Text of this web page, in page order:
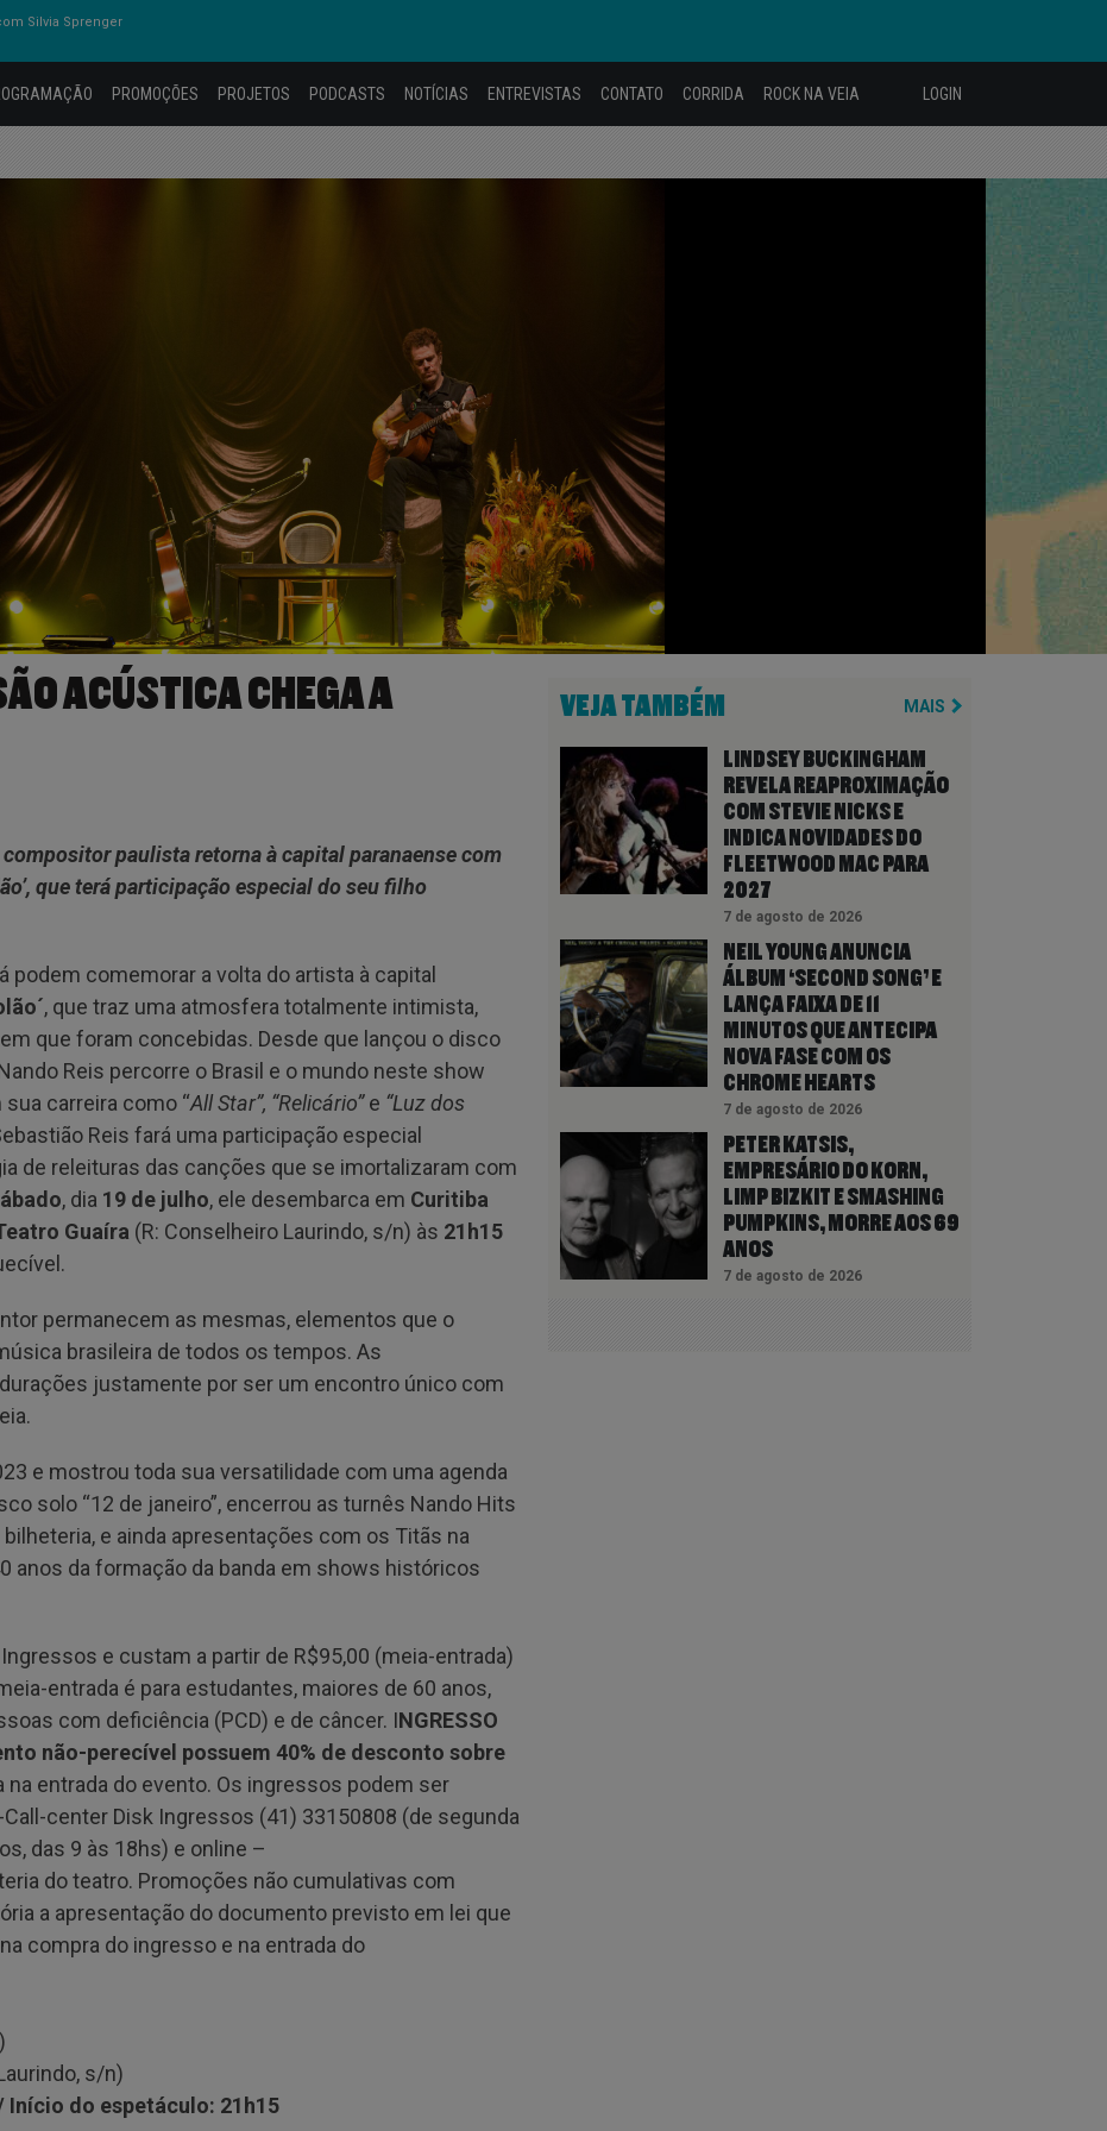
Silvia Sprenger
PROMOÇÕES PROJETOS PODCASTS NOTÍCIAS ENTREVISTAS CONTATO CORRIDA ROCK NA VEIA LOGIN
ACÚSTICA CHEGA A
paulista retorna à capital paranaense com
que terá participação especial do seu filho
podem comemorar a volta do artista à capital
, que traz uma atmosfera totalmente intimista,
que foram concebidas. Desde que lançou o disco
Reis percorre o Brasil e o mundo neste show
carreira como “All Star”, “Relicário”e “Luz dos
Reis fará uma participação especial
de releituras das canções que se imortalizaram com
, dia 19 de julho, ele desembarca em Curitiba
Guaíra (R: Conselheiro Laurindo, s/n) às 21h15
permanecem as mesmas, elementos que o
brasileira de todos os tempos. As
justamente por ser um encontro único com
e mostrou toda sua versatilidade com uma agenda
solo “12 de janeiro”, encerrou as turnês Nando Hits
e ainda apresentações com os Titãs na
anos da formação da banda em shows históricos
e custam a partir de R$95,00 (meia-entrada)
entrada é para estudantes, maiores de 60 anos,
com deficiência (PCD) e de câncer. INGRESSO
não-perecível possuem 40% de desconto sobre
na entrada do evento. Os ingressos podem ser
center Disk Ingressos (41) 33150808 (de segunda
das 9 às 18hs) e online –
do teatro. Promoções não cumulativas com
a apresentação do documento previsto em lei que
compra do ingresso e na entrada do
s/n)
do espetáculo: 21h15
VEJA TAMBÉM MAIS
LINDSEY BUCKINGHAM
REVELA REAPROXIMAÇÃO
COM STEVIE NICKS E
INDICA NOVIDADES DO
FLEETWOOD MAC PARA
2027
7 de agosto de 2026
NEIL YOUNG ANUNCIA
ÁLBUM ‘SECOND SONG’ E
LANÇA FAIXA DE 11
MINUTOS QUE ANTECIPA
NOVA FASE COM OS
CHROME HEARTS
7 de agosto de 2026
PETER KATSIS,
EMPRESÁRIO DO KORN,
LIMP BIZKIT E SMASHING
PUMPKINS, MORRE AOS 69
ANOS
7 de agosto de 2026